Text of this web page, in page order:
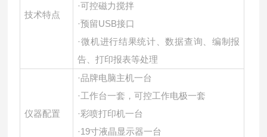
技术特点
·可控磁力搅拌
·预留USB接口
·微机进行结果统计、数据查询、编制报
告、打印报表等处理
仪器配置
·品牌电脑主机一台
·工作台一套，可控工作电极一套
·彩喷打印机一台
·19寸液晶显示器一台